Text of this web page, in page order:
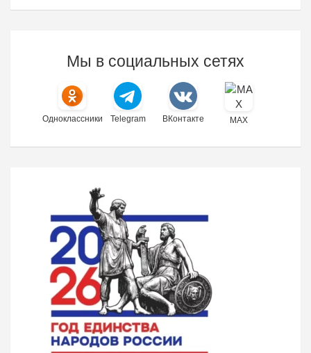
Мы в социальных сетях
Одноклассники Telegram ВКонтакте MAX